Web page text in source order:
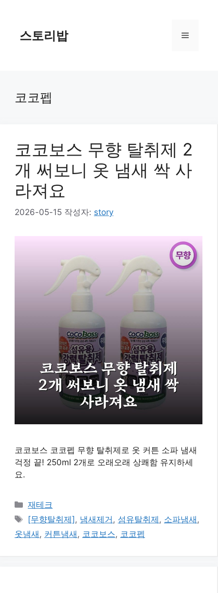
스토리밥 메
코코펩
코코보스 무향 탈취제 2
개 써보니 옷 냄새 싹 사
라져요
2026-05-15 작성자: story
코코보스 코코펩 무향 탈취제로 옷 커튼 소파 냄새
걱정 끝! 250ml 2개로 오래오래 상쾌함 유지하세
요.
카
테
고
리
재테크
태
그
[무향탈취제], 냄새제거 , 섬유탈취제 , 소파냄새 ,
옷냄새 , 커튼냄새 , 코코보스, 코코펩